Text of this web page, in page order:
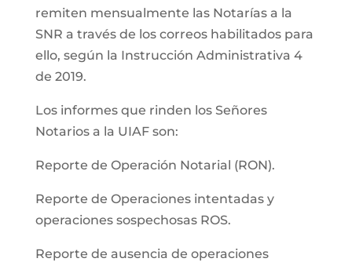
remiten mensualmente las Notarías a la
SNR a través de los correos habilitados para
ello, según la Instrucción Administrativa 4
de 2019.
Los informes que rinden los Señores
Notarios a la UIAF son:
Reporte de Operación Notarial (RON).
Reporte de Operaciones intentadas y
operaciones sospechosas ROS.
Reporte de ausencia de operaciones